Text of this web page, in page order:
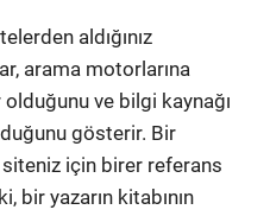
aldığınız
arama motorlarına
ve bilgi kaynağı
gösterir. Bir
için birer referans
bir yazarın kitabının